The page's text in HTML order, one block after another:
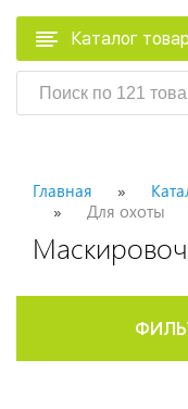
Каталог
Главная
Для охоты